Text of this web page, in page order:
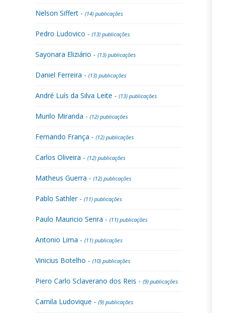
Nelson Siffert - (14) publicações
Pedro Ludovico - (13) publicações
Sayonara Eliziário - (13) publicações
Daniel Ferreira - (13) publicações
André Luís da Silva Leite - (13) publicações
Murilo Miranda - (12) publicações
Fernando França - (12) publicações
Carlos Oliveira - (12) publicações
Matheus Guerra - (12) publicações
Pablo Sathler - (11) publicações
Paulo Mauricio Senra - (11) publicações
Antonio Lima - (11) publicações
Vinicius Botelho - (10) publicações
Piero Carlo Sclaverano dos Reis - (9) publicações
Camila Ludovique - (9) publicações